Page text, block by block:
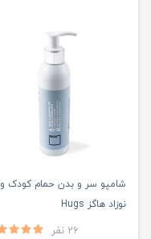
شامپو سر و بدن حمام کودک و
نوزاد هاگز Hugs
26 نفر